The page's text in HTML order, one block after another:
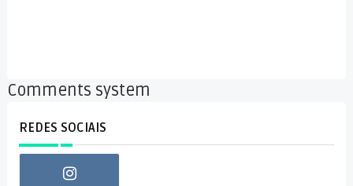
Comments system
REDES SOCIAIS